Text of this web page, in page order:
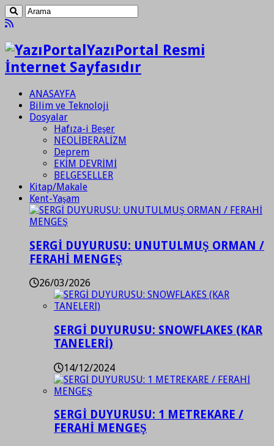
YazıPortal Resmi
İnternet Sayfasıdır
ANASAYFA
Bilim ve Teknoloji
Dosyalar
Hafıza-i Beşer
NEOLİBERALİZM
Deprem
EKİM DEVRİMİ
BELGESELLER
Kitap/Makale
Kent-Yaşam
SERGİ DUYURUSU: UNUTULMUŞ ORMAN /
FERAHİ MENGEŞ
26/03/2026
SERGİ DUYURUSU: SNOWFLAKES (KAR
TANELERİ)
14/12/2024
SERGİ DUYURUSU: 1 METREKARE /
FERAHİ MENGEŞ